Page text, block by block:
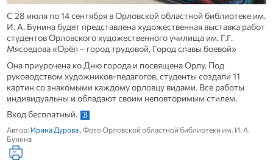
С 28 июля по 14 сентября в Орловской областной библиотеке им.
И. А. Бунина будет представлена художественная выставка работ
студентов Орловского художественного училища им. Г.Г.
Мясоедова «Орёл – город трудовой, Город славы боевой»
Она приурочена ко Дню города и посвящена Орлу. Под
руководством художников-педагогов, студенты создали 11
картин со знакомыми каждому орловцу видами. Все работы
индивидуальны и обладают своим неповторимым стилем.
Вход бесплатный.
Автор: Ирина Дурова, Фото Орловской областной библиотеки им. И. А.
Бунина